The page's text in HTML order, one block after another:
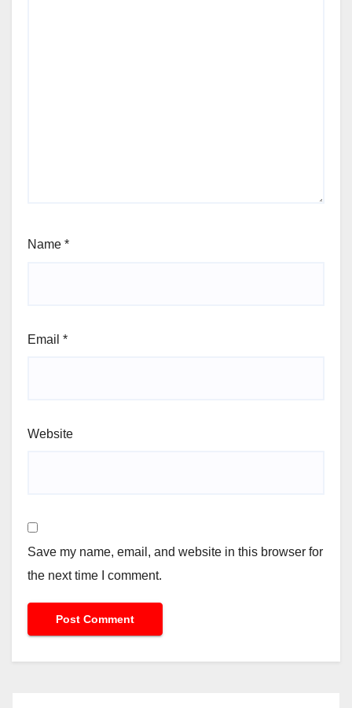
Name *
Email *
Website
Save my name, email, and website in this browser for
the next time I comment.